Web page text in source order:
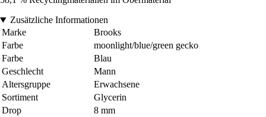
Zusätzliche Informationen
Marke
Brooks
Farbe
moonlight/blue/green gecko
Farbe
Blau
Geschlecht
Mann
Altersgruppe
Erwachsene
Sortiment
Glycerin
Drop
8 mm